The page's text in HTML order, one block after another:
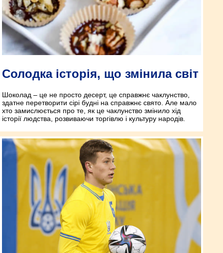
Солодка історія, що змінила світ
Шоколад – це не просто десерт, це справжнє чаклунство,
здатне перетворити сірі будні на справжнє свято. Але мало
хто замислюється про те, як це чаклунство змінило хід
історії людства, розвиваючи торгівлю і культуру народів.